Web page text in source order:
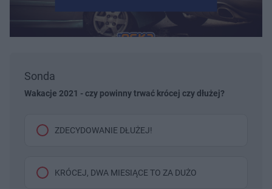
Sonda
Wakacje 2021 - czy powinny trwać krócej czy dłużej?
ZDECYDOWANIE DŁUŻEJ!
KRÓCEJ, DWA MIESIĄCE TO ZA DUŻO